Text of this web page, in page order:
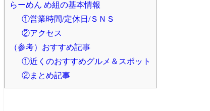
らーめん め組の基本情報
①営業時間/定休日/ＳＮＳ
②アクセス
（参考）おすすめ記事
①近くのおすすめグルメ＆スポット
②まとめ記事